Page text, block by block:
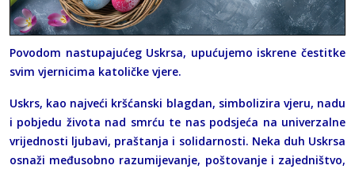
Povodom nastupajućeg Uskrsa, upućujemo iskrene čestitke
svim vjernicima katoličke vjere.
Uskrs, kao najveći kršćanski blagdan, simbolizira vjeru, nadu
i pobjedu života nad smrću te nas podsjeća na univerzalne
vrijednosti ljubavi, praštanja i solidarnosti. Neka duh Uskrsa
osnaži međusobno razumijevanje, poštovanje i zajedništvo,